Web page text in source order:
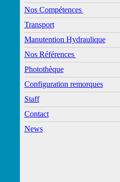
Nos Compétences
Transport
Manutention Hydraulique
Nos Références
Photothèque
Configuration remorques
Staff
Contact
News